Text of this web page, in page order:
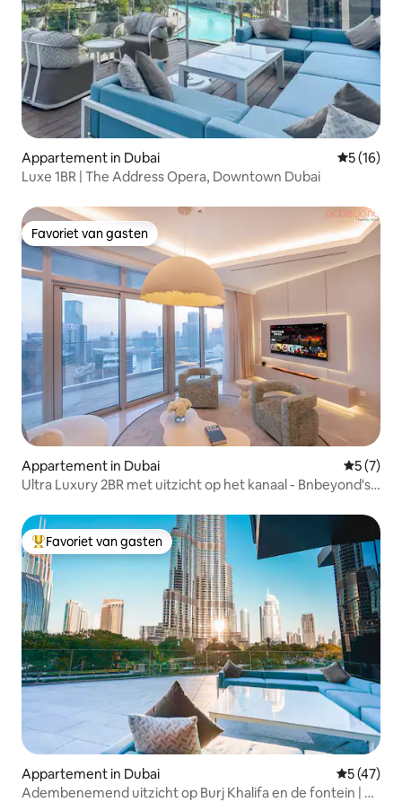
Appartement in Dubai
5 (16)
Luxe 1BR | The Address Opera, Downtown Dubai
Favoriet van gasten
Favoriet van gasten
Appartement in Dubai
5 (7)
Ultra Luxury 2BR met uitzicht op het kanaal - Bnbeyond's
Topfavoriet van gasten
Favoriet van gasten
Appartement in Dubai
5 (47)
Adembenemend uitzicht op Burj Khalifa en de fontein | 5